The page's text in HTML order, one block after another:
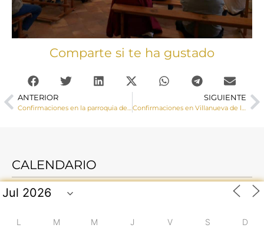
Comparte si te ha gustado
ANTERIOR
Confirmaciones en la parroquia de La Paz (Cuenca)
SIGUIENTE
Confirmaciones en Villanueva de la Jara
CALENDARIO
L M M J V S D